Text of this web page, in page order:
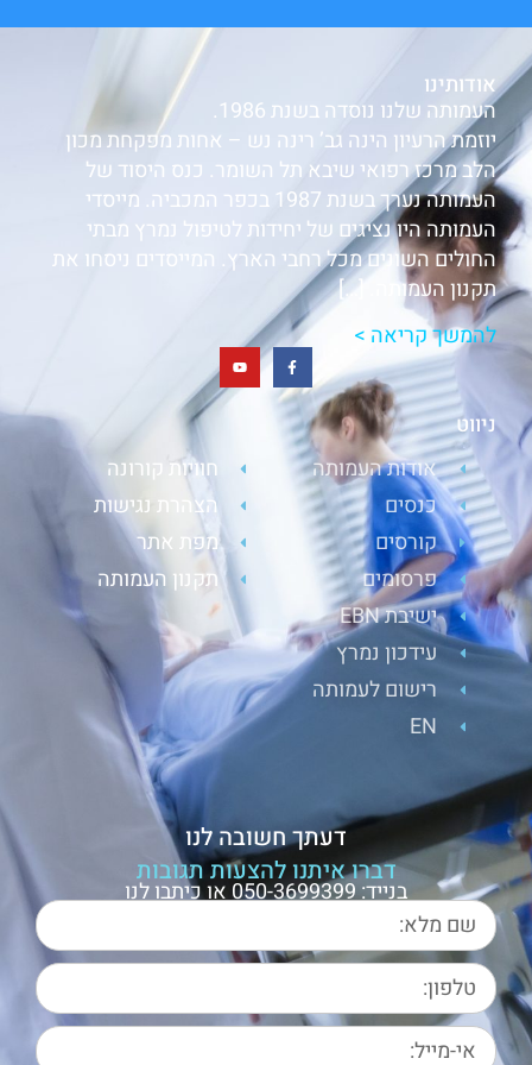
אודותינו
העמותה שלנו נוסדה בשנת 1986.
יוזמת הרעיון הינה גב’ רינה נש – אחות מפקחת מכון
הלב מרכז רפואי שיבא תל השומר. כנס היסוד של
העמותה נערך בשנת 1987 בכפר המכביה. מייסדי
העמותה היו נציגים של יחידות לטיפול נמרץ מבתי
החולים השונים מכל רחבי הארץ. המייסדים ניסחו את
תקנון העמותה. […]
להמשך קריאה >
ניווט
אודות העמותה
כנסים
קורסים
פרסומים
ישיבת EBN
עידכון נמרץ
רישום לעמותה
EN
חוויות קורונה
הצהרת נגישות
מפת אתר
תקנון העמותה
דעתך חשובה לנו
דברו איתנו להצעות תגובות
בנייד: 050-3699399 או כיתבו לנו